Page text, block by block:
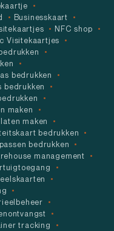
Businesskaart
NFC shop
Visitekaartjes
bedrukken
bedrukken
maken
maken
bedrukken
bedrukken
management
tracking